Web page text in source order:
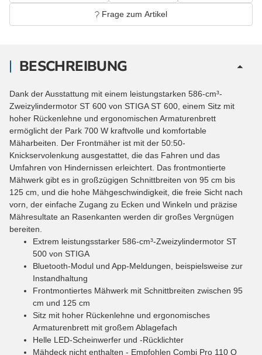
Frage zum Artikel
BESCHREIBUNG
Dank der Ausstattung mit einem leistungstarken 586-cm³-
Zweizylindermotor ST 600 von STIGA ST 600, einem Sitz mit
hoher Rückenlehne und ergonomischen Armaturenbrett
ermöglicht der Park 700 W kraftvolle und komfortable
Mäharbeiten. Der Frontmäher ist mit der 50:50-
Knickservolenkung ausgestattet, die das Fahren und das
Umfahren von Hindernissen erleichtert. Das frontmontierte
Mähwerk gibt es in großzügigen Schnittbreiten von 95 cm bis
125 cm, und die hohe Mähgeschwindigkeit, die freie Sicht nach
vorn, der einfache Zugang zu Ecken und Winkeln und präzise
Mähresultate an Rasenkanten werden dir großes Vergnügen
bereiten.
Extrem leistungsstarker 586-cm³-Zweizylindermotor ST
500 von STIGA
Bluetooth-Modul und App-Meldungen, beispielsweise zur
Instandhaltung
Frontmontiertes Mähwerk mit Schnittbreiten zwischen 95
cm und 125 cm
Sitz mit hoher Rückenlehne und ergonomisches
Armaturenbrett mit großem Ablagefach
Helle LED-Scheinwerfer und -Rücklichter
Mähdeck nicht enthalten - Empfohlen Combi Pro 110 Q